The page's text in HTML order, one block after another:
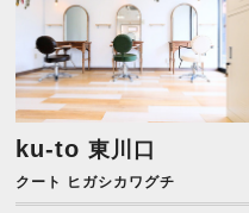
ku-to東川口
クート ヒガシカワグチ